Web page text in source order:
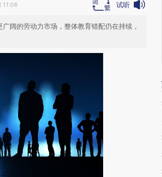
11:06 试听
阔的劳动力市场，整体教育错配仍在持续，